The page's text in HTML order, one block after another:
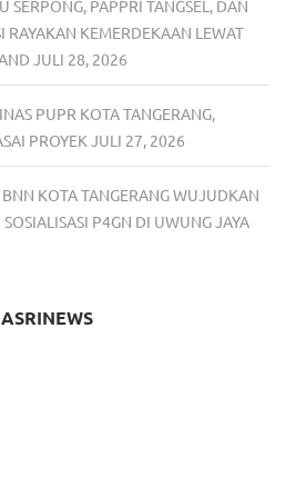
SERPONG, PAPPRI TANGSEL, DAN
RAYAKAN KEMERDEKAAN LEWAT
JULI 28, 2026
PUPR KOTA TANGERANG,
PROYEK JULI 27, 2026
KOTA TANGERANG WUJUDKAN
P4GN DI UWUNG JAYA